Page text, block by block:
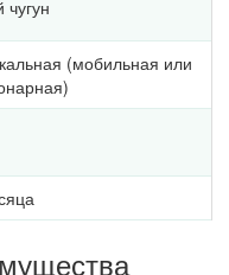
(мобильная или